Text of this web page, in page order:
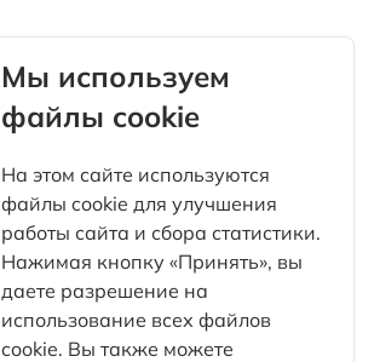
Факторинг
Контакты
Каталог
Партнеры
ПроЛизинг. Блог
Мы используем
файлы cookie
На этом сайте используются
файлы cookie для улучшения
работы сайта и сбора статистики.
Нажимая кнопку «Принять», вы
даете разрешение на
использование всех файлов
cookie. Вы также можете